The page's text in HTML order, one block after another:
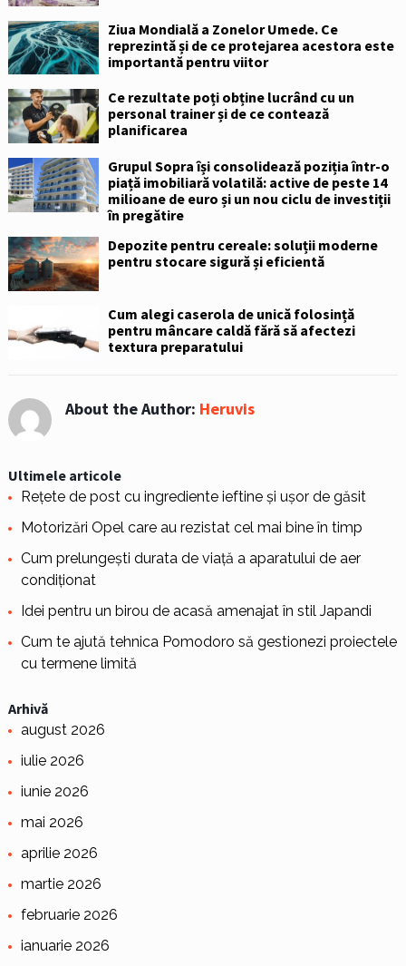
Ziua Mondială a Zonelor Umede. Ce
reprezintă și de ce protejarea acestora este
importantă pentru viitor
Ce rezultate poți obține lucrând cu un
personal trainer și de ce contează
planificarea
Grupul Sopra își consolidează poziția într-o
piață imobiliară volatilă: active de peste 14
milioane de euro și un nou ciclu de investiții
în pregătire
Depozite pentru cereale: soluții moderne
pentru stocare sigură și eficientă
Cum alegi caserola de unică folosință
pentru mâncare caldă fără să afectezi
textura preparatului
About the Author: Heruvis
Ultimele articole
Rețete de post cu ingrediente ieftine și ușor de găsit
Motorizări Opel care au rezistat cel mai bine în timp
Cum prelungești durata de viață a aparatului de aer
condiționat
Idei pentru un birou de acasă amenajat în stil Japandi
Cum te ajută tehnica Pomodoro să gestionezi proiectele
cu termene limită
Arhivă
august 2026
iulie 2026
iunie 2026
mai 2026
aprilie 2026
martie 2026
februarie 2026
ianuarie 2026